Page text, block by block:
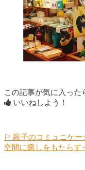
この記事が気に入った
いいねしよう！
⚐ 親子のコミュニケー
空間に癒しをもたらす